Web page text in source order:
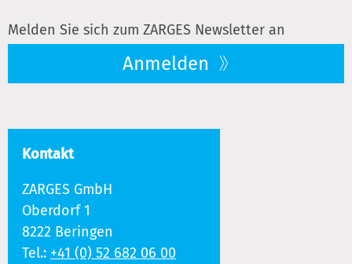
Melden Sie sich zum ZARGES Newsletter an
Anmelden
Kontakt
ZARGES GmbH
Oberdorf 1
8222 Beringen
Tel.: +41 (0) 52 682 06 00